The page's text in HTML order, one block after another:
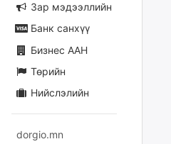
Зар мэдээллийн
Банк санхүү
Бизнес ААН
Төрийн
Нийслэлийн
dorgio.mn